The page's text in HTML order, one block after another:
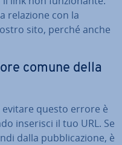
relazione con la
sito, perché anche
comune della
questo errore è
inserisci il tuo URL. Se
dalla pub­bli­ca­zio­ne, è